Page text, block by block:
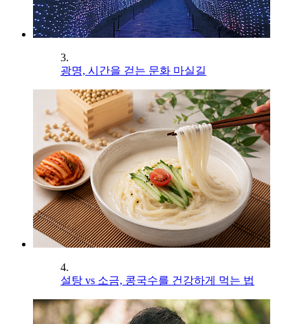
3.
광명, 시간을 걷는 문화 마실길
4.
설탕 vs 소금, 콩국수를 건강하게 먹는 법